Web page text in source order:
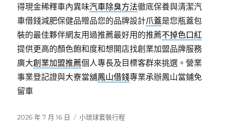
得現金稀釋車內異味汽車除臭方法徹底保養與清潔汽
車借錢減肥保健品贈品您的品牌設計爪蓋是您瓶蓋包
裝的最佳夥伴網友用過推薦最好用的推薦不掉色口紅
提供更高的顏色飽和度和想開店找創業加盟品牌服務
廣大創業加盟推薦個人專長及目標客群來挑選。營業
事業登記證與大寮當舖鳳山借錢專業承辦鳳山當鋪免
留車
發
2026 年 7 月 16 日
分
小琉球套裝行程